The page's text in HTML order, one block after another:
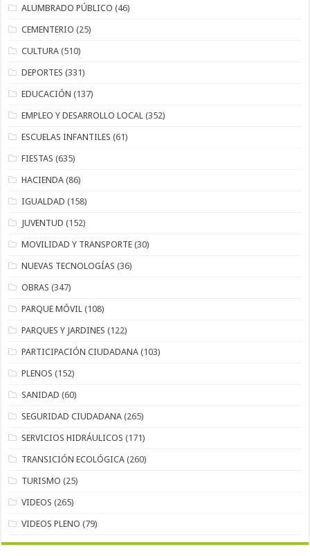
ALUMBRADO PÚBLICO (46)
CEMENTERIO (25)
CULTURA (510)
DEPORTES (331)
EDUCACIÓN (137)
EMPLEO Y DESARROLLO LOCAL (352)
ESCUELAS INFANTILES (61)
FIESTAS (635)
HACIENDA (86)
IGUALDAD (158)
JUVENTUD (152)
MOVILIDAD Y TRANSPORTE (30)
NUEVAS TECNOLOGÍAS (36)
OBRAS (347)
PARQUE MÓVIL (108)
PARQUES Y JARDINES (122)
PARTICIPACIÓN CIUDADANA (103)
PLENOS (152)
SANIDAD (60)
SEGURIDAD CIUDADANA (265)
SERVICIOS HIDRÁULICOS (171)
TRANSICIÓN ECOLÓGICA (260)
TURISMO (25)
VIDEOS (265)
VIDEOS PLENO (79)